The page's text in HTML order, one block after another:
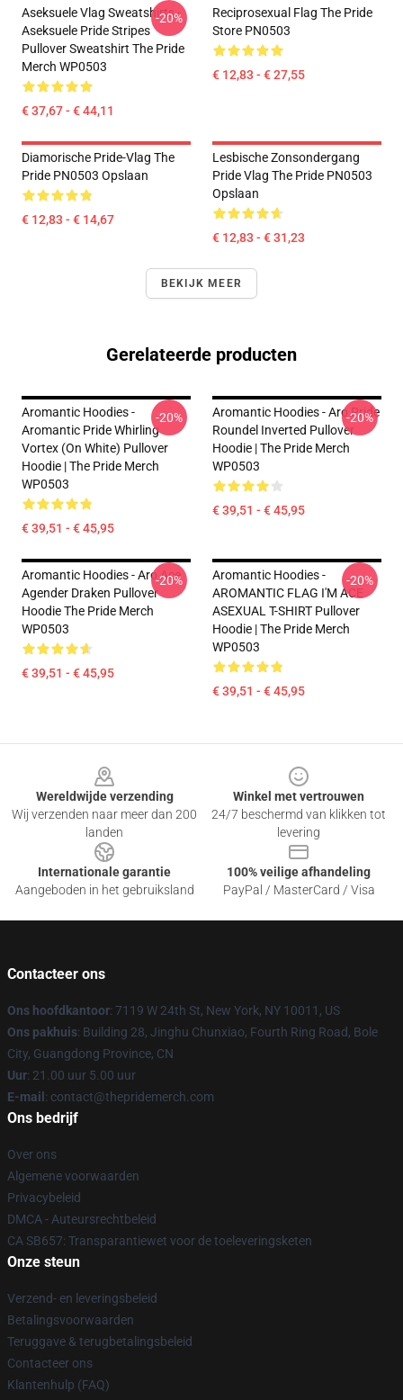
Aseksuele Vlag Sweatshirts -
Aseksuele Pride Stripes
Pullover Sweatshirt The Pride
Merch WP0503
€ 37,67 - € 44,11
-20%
Reciprosexual Flag The Pride
Store PN0503
€ 12,83 - € 27,55
Diamorische Pride-Vlag The
Pride PN0503 Opslaan
€ 12,83 - € 14,67
Lesbische Zonsondergang
Pride Vlag The Pride PN0503
Opslaan
€ 12,83 - € 31,23
BEKIJK MEER
Gerelateerde producten
Aromantic Hoodies -
Aromantic Pride Whirling
Vortex (On White) Pullover
Hoodie | The Pride Merch
WP0503
€ 39,51 - € 45,95
-20%
Aromantic Hoodies - Aro Pride
Roundel Inverted Pullover
Hoodie | The Pride Merch
WP0503
€ 39,51 - € 45,95
-20%
Aromantic Hoodies - Aro Ace
Agender Draken Pullover
Hoodie The Pride Merch
WP0503
€ 39,51 - € 45,95
-20%
Aromantic Hoodies -
AROMANTIC FLAG I'M ACE
ASEXUAL T-SHIRT Pullover
Hoodie | The Pride Merch
WP0503
€ 39,51 - € 45,95
-20%
Wereldwijde verzending
Wij verzenden naar meer dan 200
landen
Winkel met vertrouwen
24/7 beschermd van klikken tot
levering
Internationale garantie
Aangeboden in het gebruiksland
100% veilige afhandeling
PayPal / MasterCard / Visa
Contacteer ons
Ons hoofdkantoor: 7119 W 24th St, New York, NY 10011, US
Ons pakhuis: Building 28, Jinghu Chunxiao, Fourth Ring Road, Bole
City, Guangdong Province, CN
Uur: 21.00 uur 5.00 uur
E-mail : contact@thepridemerch.com
Ons bedrijf
Over ons
Algemene voorwaarden
Privacybeleid
DMCA - Auteursrechtbeleid
CA SB657: Transparantiewet voor de toeleveringsketen
Onze steun
Verzend- en leveringsbeleid
Betalingsvoorwaarden
Teruggave & terugbetalingsbeleid
Contacteer ons
Klantenhulp (FAQ)